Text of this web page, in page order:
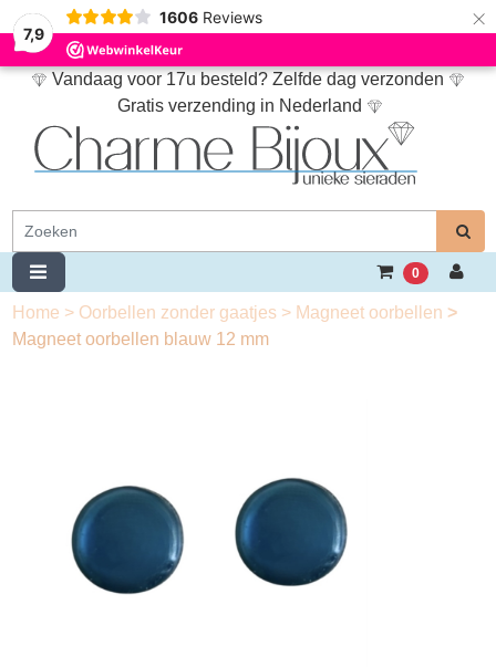
7,9
1606 Reviews ×
Vandaag voor 17u besteld? Zelfde dag verzonden
Gratis verzending in Nederland
0
Home > Oorbellen zonder gaatjes > Magneet oorbellen >
Magneet oorbellen blauw 12 mm